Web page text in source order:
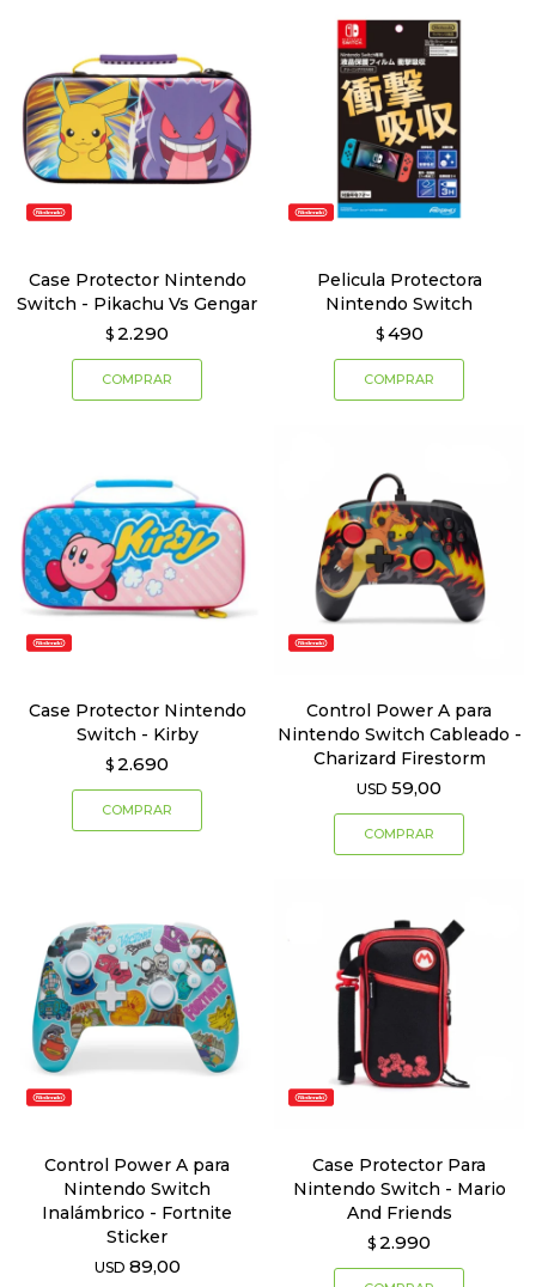
Case Protector Nintendo
Switch - Pikachu Vs Gengar
$ 2.290
Pelicula Protectora
Nintendo Switch
$ 490
Case Protector Nintendo
Switch - Kirby
$ 2.690
Control Power A para
Nintendo Switch Cableado -
Charizard Firestorm
USD 59,00
Control Power A para
Nintendo Switch
Inalámbrico - Fortnite
Sticker
USD 89,00
Case Protector Para
Nintendo Switch - Mario
And Friends
$ 2.990